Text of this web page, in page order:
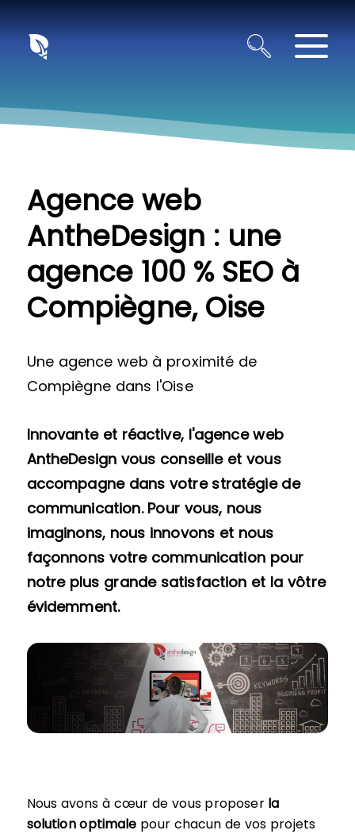
Agence web
AntheDesign : une
agence 100 % SEO à
Compiègne, Oise
Une agence web à proximité de
Compiègne dans l'Oise
Innovante et réactive, l'agence web
AntheDesign vous conseille et vous
accompagne dans votre stratégie de
communication. Pour vous, nous
imaginons, nous innovons et nous
façonnons votre communication pour
notre plus grande satisfaction et la vôtre
évidemment.
Nous avons à cœur de vous proposer la
solution optimale pour chacun de vos projets
Panneau de gestion des cookies